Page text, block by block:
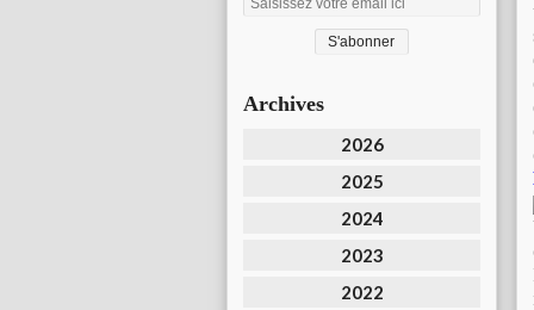
Archives
2026
2025
2024
2023
2022